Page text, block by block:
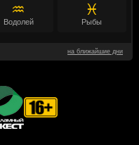
♒
Водолей
♓
Рыбы
на ближайшие дни